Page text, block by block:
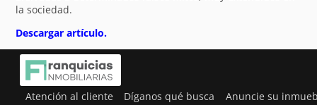
la sociedad.
Descargar artículo.
Atención al cliente Díganos qué busca Anuncie su